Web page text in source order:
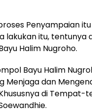
Penyampaian
lakukan itu,
Halim Nugroho.
Bayu Halim
Menjaga dan
di